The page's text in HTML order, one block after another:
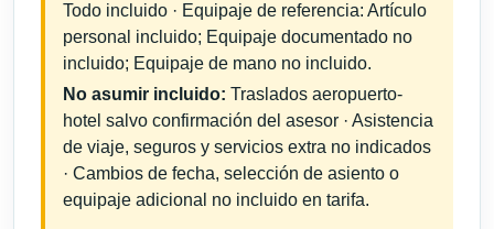
Todo incluido · Equipaje de referencia: Artículo
personal incluido; Equipaje documentado no
incluido; Equipaje de mano no incluido.
No asumir incluido: Traslados aeropuerto-
hotel salvo confirmación del asesor · Asistencia
de viaje, seguros y servicios extra no indicados
· Cambios de fecha, selección de asiento o
equipaje adicional no incluido en tarifa.